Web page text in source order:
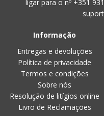
ligar para o nº +351
Informação
Entregas e devoluções
Política de privacidade
Termos e condições
Sobre nós
Resolução de litígios online
Livro de Reclamações